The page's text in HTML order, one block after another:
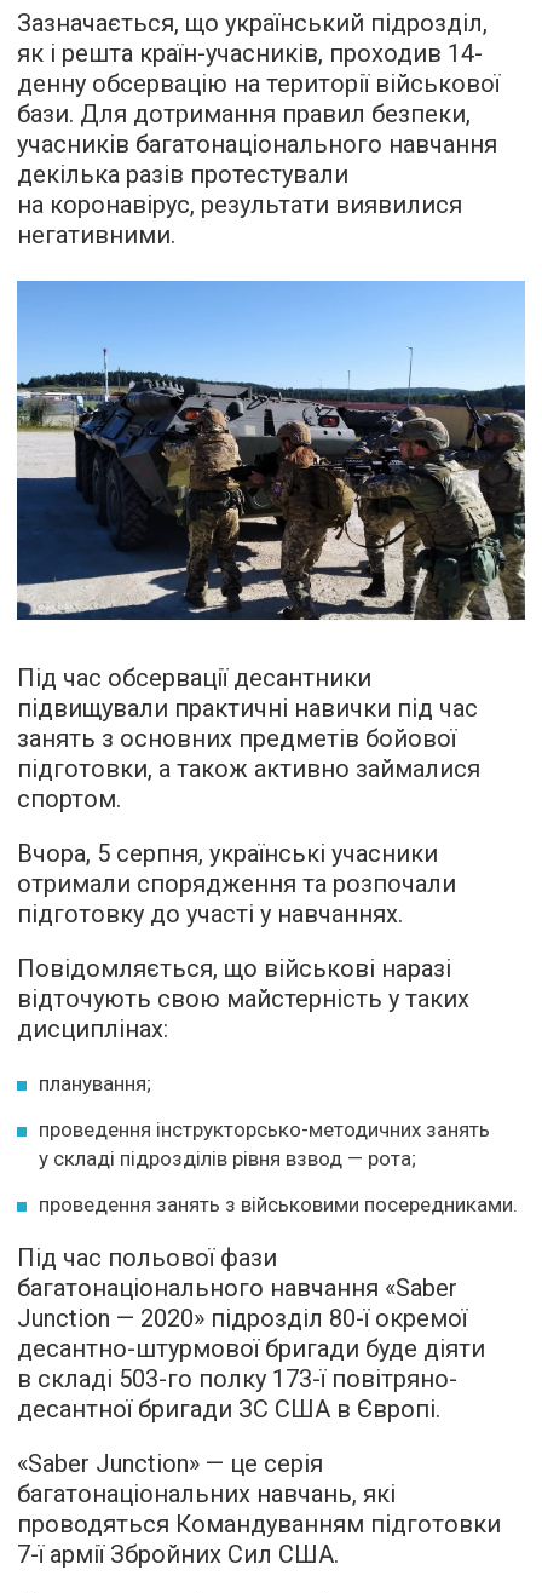
Зазначається, що український підрозділ,
як і решта країн-учасників, проходив 14-
денну обсервацію на території військової
бази. Для дотримання правил безпеки,
учасників багатонаціонального навчання
декілька разів протестували
на коронавірус, результати виявилися
негативними.
Під час обсервації десантники
підвищували практичні навички під час
занять з основних предметів бойової
підготовки, а також активно займалися
спортом.
Вчора, 5 серпня, українські учасники
отримали спорядження та розпочали
підготовку до участі у навчаннях.
Повідомляється, що військові наразі
відточують свою майстерність у таких
дисциплінах:
планування;
проведення інструкторсько-методичних занять
у складі підрозділів рівня взвод — рота;
проведення занять з військовими посередниками.
Під час польової фази
багатонаціонального навчання «Saber
Junction — 2020» підрозділ 80-ї окремої
десантно-штурмової бригади буде діяти
в складі 503-го полку 173-ї повітряно-
десантної бригади ЗС США в Європі.
«Saber Junction» — це серія
багатонаціональних навчань, які
проводяться Командуванням підготовки
7-ї армії Збройних Сил США.